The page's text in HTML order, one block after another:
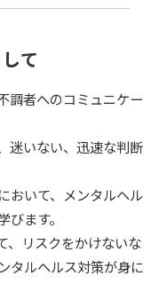
て
調者へのコミュニケー
迷いない、迅速な判断
おいて、メンタルヘル
ます。
、リスクをかけないな
タルヘルス対策が身に